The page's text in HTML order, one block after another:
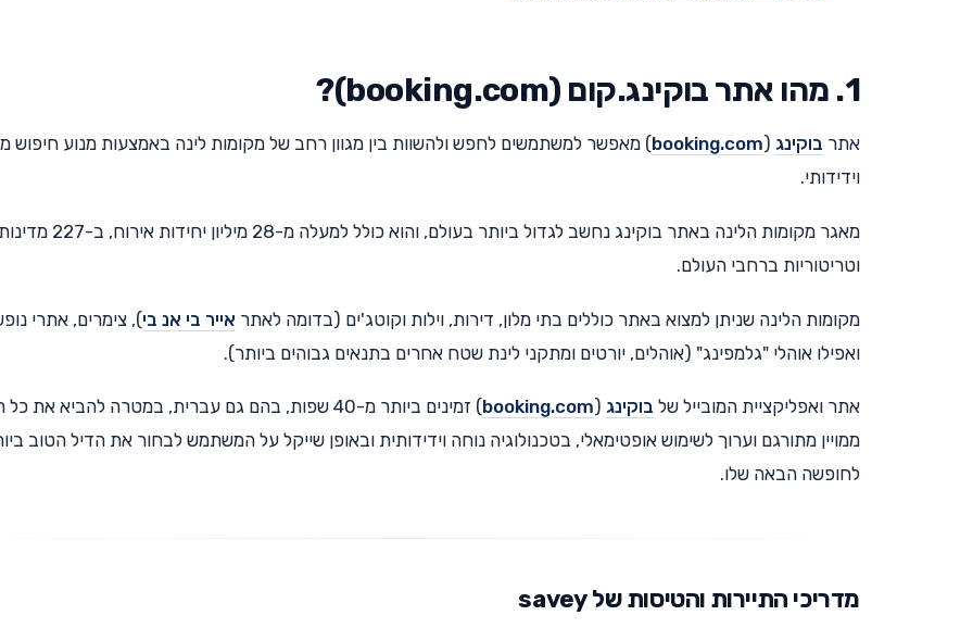
1. מהו אתר בוקינג.קום (booking.com)?
אתר בוקינג (
booking.com) מאפשר למשתמשים לחפש ולהשוות בין מגוון רחב של מקומות לינה באמצעות מנוע חיפוש
וידידותי.
מאגר מקומות הלינה באתר בוקינג נחשב לגדול ביותר בעולם, והוא כולל למעלה מ-28 מיליון יחידות אירוח, ב-227 מדינות
וטריטוריות ברחבי העולם.
מקומות הלינה שניתן למצוא באתר כוללים בתי מלון, דירות, וילות וקוטג'ים (בדומה לאתר אייר בי אנ בי), צימרים, אתרי
ואפילו אוהלי "גלמפינג" (אוהלים, יורטים ומתקני לינת שטח אחרים בתנאים גבוהים ביותר).
אתר ואפליקציית המובייל של בוקינג (
booking.com
) זמינים ביותר מ-40 שפות, בהם גם עברית, במטרה להביא את
ממויין מתורגם וערוך לשימוש אופטימאלי, בטכנולוגיה נוחה וידידותית ובאופן שייקל על המשתמש לבחור את הדיל הטוב
לחופשה הבאה שלו.
מדריכי התיירות והטיסות של savey